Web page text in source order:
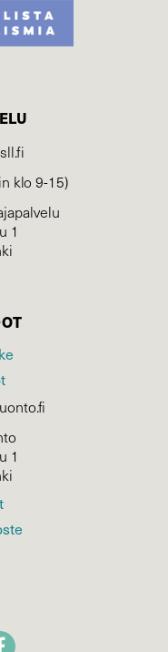
klo 9-15)
1
1